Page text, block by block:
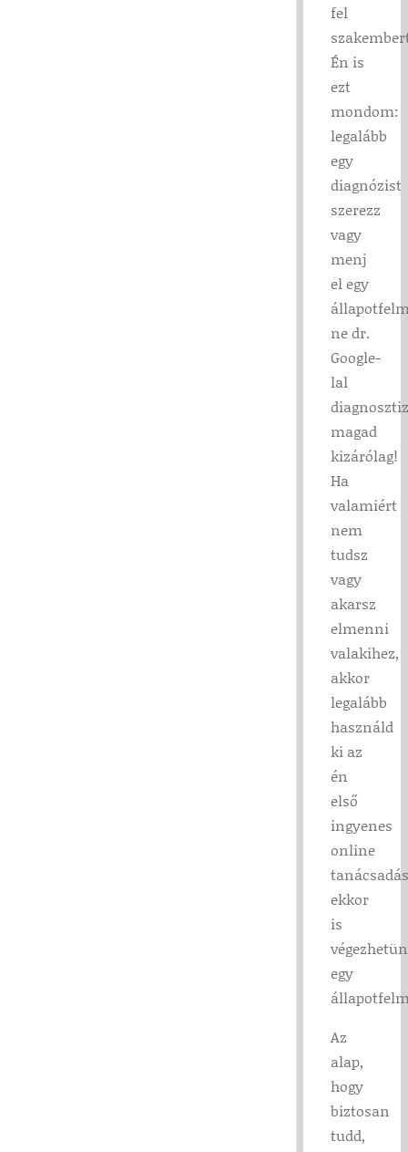
fel
Én is
ezt
mondom:
legalább
egy
diagnózist
szerezz
vagy
menj
el egy
ne dr.
Google-
lal
magad
kizárólag!
Ha
valamiért
nem
tudsz
vagy
akarsz
elmenni
valakihez,
akkor
legalább
használd
ki az
én
első
ingyenes
online
ekkor
is
egy
Az
alap,
hogy
biztosan
tudd,